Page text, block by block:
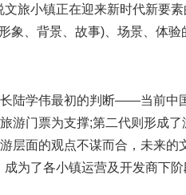
小镇正在迎来新时代新要素
象、背景、故事)、场景、体
学伟最初的判断——当前中
游门票为支撑;第二代则形成
层面的观点不谋而合，未来
为了各小镇运营及开发商下阶